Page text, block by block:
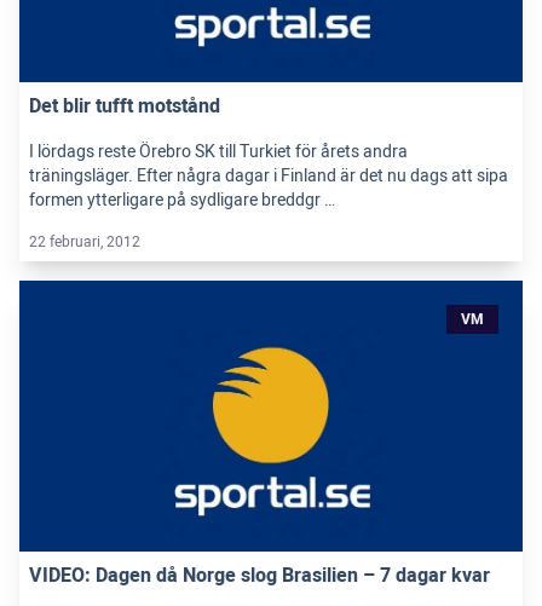
Det blir tufft motstånd
I lördags reste Örebro SK till Turkiet för årets andra
träningsläger. Efter några dagar i Finland är det nu dags att sipa
formen ytterligare på sydligare breddgr …
22 februari, 2012
VM
VIDEO: Dagen då Norge slog Brasilien – 7 dagar kvar